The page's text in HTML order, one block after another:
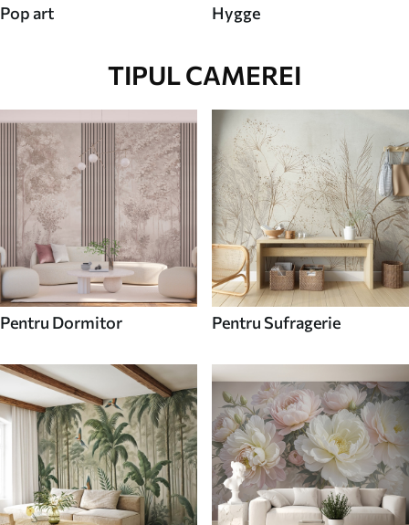
Pop art Hygge
TIPUL CAMEREI
Pentru Dormitor Pentru Sufragerie